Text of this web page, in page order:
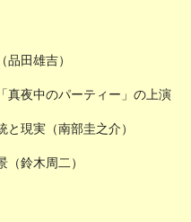
田雄吉）
夜中のパーティー」の上演
現実（南部圭之介）
（鈴木周二）